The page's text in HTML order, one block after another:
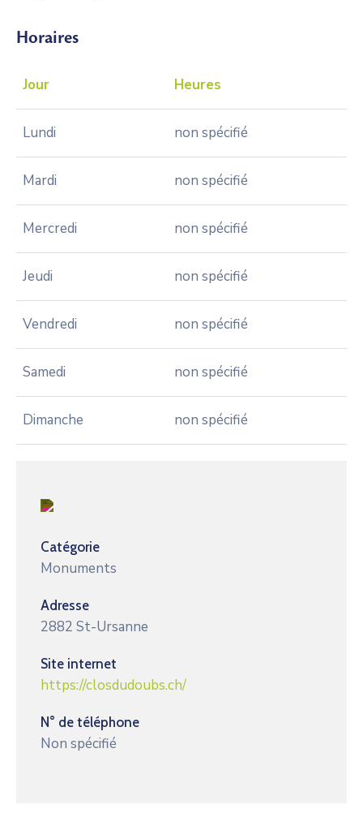
Horaires
Jour Heures
Lundi non spécifié
Mardi non spécifié
Mercredi non spécifié
Jeudi non spécifié
Vendredi non spécifié
Samedi non spécifié
Dimanche non spécifié
Catégorie
Monuments
Adresse
2882 St-Ursanne
Site internet
https://closdudoubs.ch/
N° de téléphone
Non spécifié